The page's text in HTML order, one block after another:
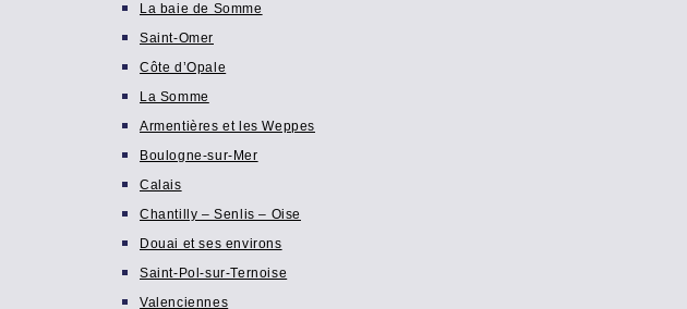
La baie de Somme
Saint-Omer
Côte d’Opale
La Somme
Armentières et les Weppes
Boulogne-sur-Mer
Calais
Chantilly – Senlis – Oise
Douai et ses environs
Saint-Pol-sur-Ternoise
Valenciennes